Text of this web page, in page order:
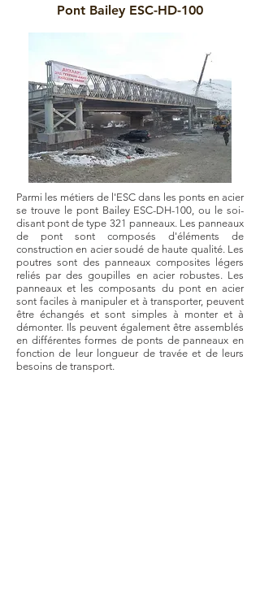
Pont Bailey ESC-HD-100
Parmi les métiers de l'ESC dans les ponts en acier
se trouve le pont Bailey ESC-DH-100, ou le soi-
disant pont de type 321 panneaux. Les panneaux
de pont sont composés d'éléments de
construction en acier soudé de haute qualité. Les
poutres sont des panneaux composites légers
reliés par des goupilles en acier robustes. Les
panneaux et les composants du pont en acier
sont faciles à manipuler et à transporter, peuvent
être échangés et sont simples à monter et à
démonter. Ils peuvent également être assemblés
en différentes formes de ponts de panneaux en
fonction de leur longueur de travée et de leurs
besoins de transport.